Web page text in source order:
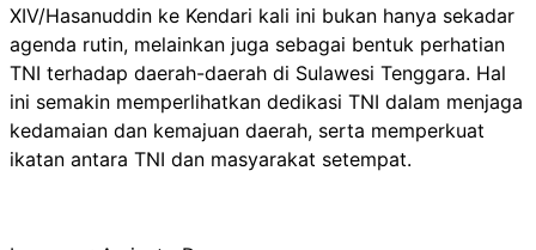
XIV/Hasanuddin ke Kendari kali ini bukan hanya sekadar
agenda rutin, melainkan juga sebagai bentuk perhatian
TNI terhadap daerah-daerah di Sulawesi Tenggara. Hal
ini semakin memperlihatkan dedikasi TNI dalam menjaga
kedamaian dan kemajuan daerah, serta memperkuat
ikatan antara TNI dan masyarakat setempat.